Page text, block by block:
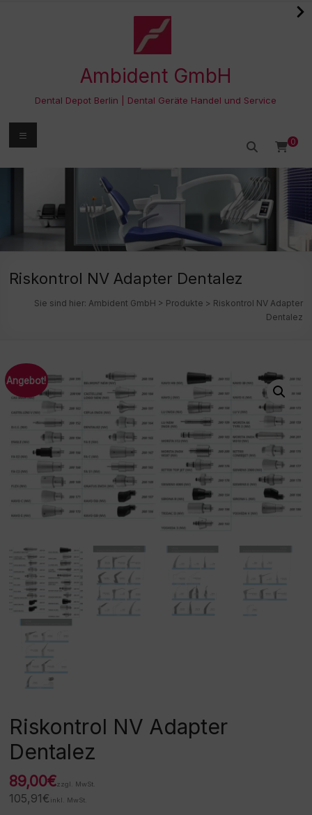
Ambident GmbH
Dental Depot Berlin | Dental Geräte Handel und Service
0
Menü
Riskontrol NV Adapter Dentalez
Sie sind hier: Ambident GmbH > Produkte > Riskontrol NV Adapter
Dentalez
Angebot!
Riskontrol NV Adapter
Dentalez
89,00€zzgl. MwSt.
105,91€ inkl. MwSt.